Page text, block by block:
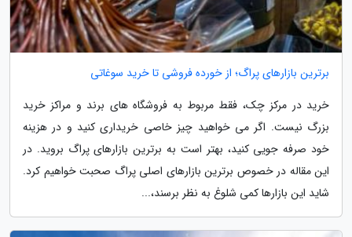
برترین بازارهای پراگ؛ از خورده فروشی تا خرید سوغاتی
خرید در مرکز چک، فقط مربوط به فروشگاه های برند و مراکز خرید
بزرگ نیست. اگر می خواهید چیز خاصی خریداری کنید و در هزینه
خود صرفه جویی کنید، بهتر است به برترین بازارهای پراگ بروید. در
این مقاله در خصوص برترین بازارهای اصلی پراگ صحبت خواهیم کرد.
شاید این بازارها کمی شلوغ به نظر برسند،...